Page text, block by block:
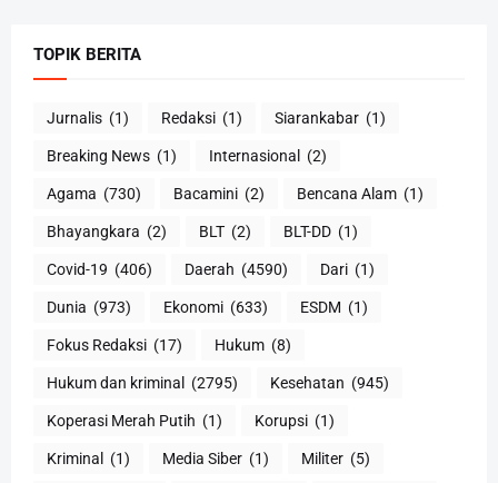
TOPIK BERITA
Jurnalis (1) Redaksi (1) Siarankabar (1)
Breaking News (1) Internasional (2)
Agama (730) Bacamini (2) Bencana Alam (1)
Bhayangkara (2) BLT (2) BLT-DD (1)
Covid-19 (406) Daerah (4590) Dari (1)
Dunia (973) Ekonomi (633) ESDM (1)
Fokus Redaksi (17) Hukum (8)
Hukum dan kriminal (2795) Kesehatan (945)
Koperasi Merah Putih (1) Korupsi (1)
Kriminal (1) Media Siber (1) Militer (5)